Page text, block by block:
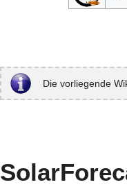
Die vorliegende